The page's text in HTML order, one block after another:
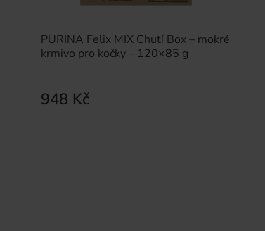
PURINA Felix MIX Chutí Box – mokré
krmivo pro kočky – 120×85 g
948 Kč